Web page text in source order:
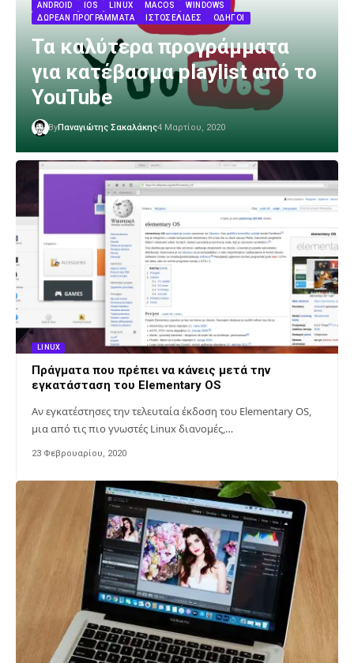
ANDROID IOS LINUX MACOS
WINDOWS
ΔΩΡΕΆΝ ΠΡΟΓΡΆΜΜΑΤΑ
ΙΣΤΟΣΕΛΊΔΕΣ ΟΔΗΓΟΊ
Τα καλύτερα προγράμματα
για κατέβασμα playlist από το
YouTube
ByΠαναγιώτης Σακαλάκης4 Μαρτίου, 2020
LINUX
Πράγματα που πρέπει να κάνεις μετά την
εγκατάσταση του Elementary OS
Αν εγκατέστησες την τελευταία έκδοση του Elementary OS,
μια από τις πιο γνωστές Linux διανομές,…
23 Φεβρουαρίου, 2020